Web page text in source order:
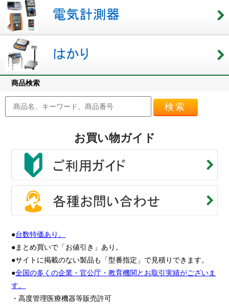
商品検索
検索
お買い物ガイド
●台数特価あり。
●まとめ買いで「お値引き」あり。
●サイトに掲載のない製品も「型番指定」で見積りできます。
●全国の多くの企業・官公庁・教育機関とお取引実績がございま
す。
・高度管理医療機器等販売許可